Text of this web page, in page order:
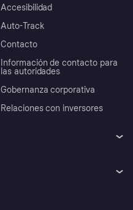
Accesibilidad
Auto-Track
Contacto
Información de contacto para
las autoridades
Gobernanza corporativa
Relaciones con inversores